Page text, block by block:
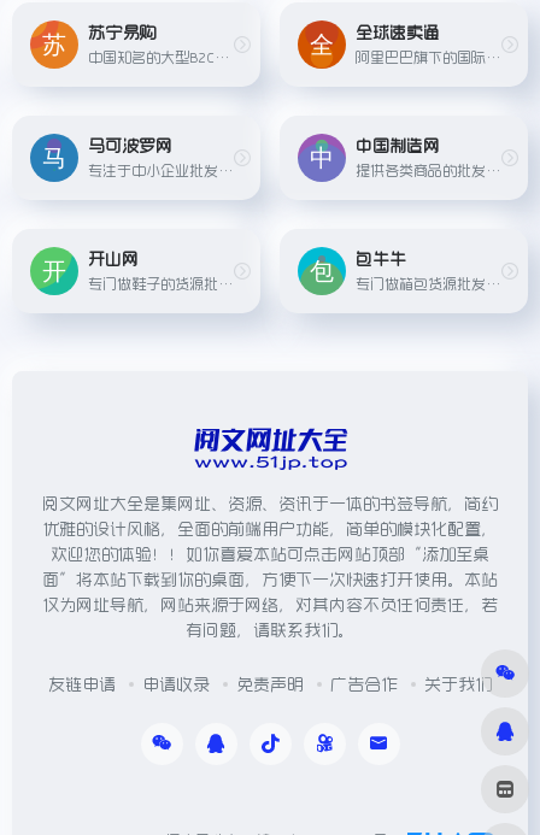
苏宁易购
中国知名的大型B2C在线购物平台，涵盖家电、数码、母婴、家居、食品等多个品类。
全球速卖通
阿里巴巴旗下的国际在线批发平台，支持全球多个国家和地区的买家和卖家交易。
马可波罗网
专注于中小企业批发的B2B电子商务平台，提供多种商品类别的批发采购服务。
中国制造网
提供各类商品的批发和采购服务，帮助买家和卖家实现全球贸易。
开山网
专门做鞋子的货源批发网站，提供各种男鞋、女鞋、运动鞋、凉鞋等鞋类产品的批发服务。
包牛牛
专门做箱包货源批发的网站，汇集河北白沟、广州数千家经过严格认证筛选的网供厂商，为全国各地电商卖家、批发零售商提供白沟箱包批发市场新款箱包。
阅文网址大全是集网址、资源、资讯于一体的书签导航，简约
优雅的设计风格，全面的前端用户功能，简单的模块化配置，
欢迎您的体验！！如你喜爱本站可点击网站顶部“添加至桌
面”将本站下载到你的桌面，方便下一次快速打开使用。本站
仅为网址导航，网站来源于网络，对其内容不负任何责任，若
有问题，请联系我们。
友链申请 申请收录 免责声明 广告合作 关于我们